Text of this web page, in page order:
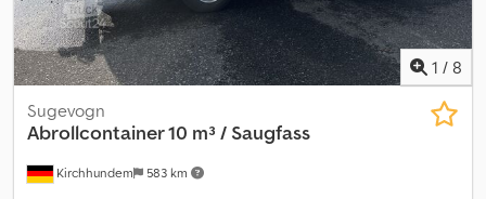
1 / 8
Kirchhundem 583 km
Sugevogn
Abrollcontainer 10 m³ / Saugfass